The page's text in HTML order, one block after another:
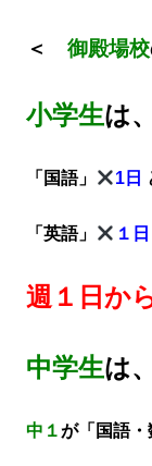
＜ 御殿場校
小学生は、
「国語」 1日
「英語」 １日
週１日か
中学生は、
中１が「国語・